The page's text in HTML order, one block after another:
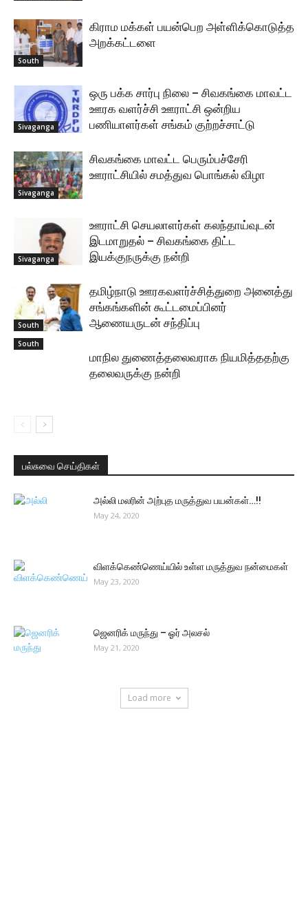
South
கிராம மக்கள் பயன்பெற அள்ளிக்கொடுத்த
அறக்கட்டளை
Sivaganga
ஒரு பக்க சார்பு நிலை – சிவகங்கை மாவட்ட
ஊரக வளர்ச்சி ஊராட்சி ஒன்றிய
பணியாளர்கள் சங்கம் குற்றச்சாட்டு
Sivaganga
சிவகங்கை மாவட்ட பெரும்பச்சேரி
ஊராட்சியில் சமத்துவ பொங்கல் விழா
Sivaganga
ஊராட்சி செயலாளர்கள் கலந்தாய்வுடன்
இடமாறுதல் – சிவகங்கை திட்ட
இயக்குநருக்கு நன்றி
South
தமிழ்நாடு ஊரகவளர்ச்சித்துறை அனைத்து
சங்கங்களின் கூட்டமைப்பினர்
ஆணையருடன் சந்திப்பு
South
மாநில துணைத்தலைவராக நியமித்ததற்கு
தலைவருக்கு நன்றி
பல்சுவை செய்திகள்
அல்லி மலரின் அற்புத மருத்துவ பயன்கள்…!!
May 24, 2020
விளக்கெண்ணெய்யில் உள்ள மருத்துவ நன்மைகள்
May 23, 2020
ஜெனரிக் மருந்து – ஓர் அலசல்
May 21, 2020
Load more